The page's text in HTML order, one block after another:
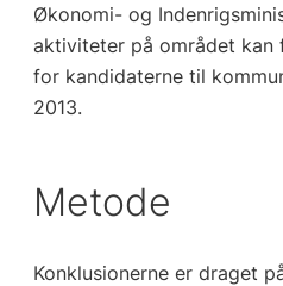
Økonomi- og
aktiviteter på området kan
for kandidaterne til
2013.
Metode
Konklusionerne er draget